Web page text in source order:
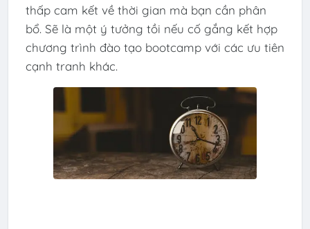
thấp cam kết về thời gian mà bạn cần phân
bổ. Sẽ là một ý tưởng tồi nếu cố gắng kết hợp
chương trình đào tạo bootcamp với các ưu tiên
cạnh tranh khác.